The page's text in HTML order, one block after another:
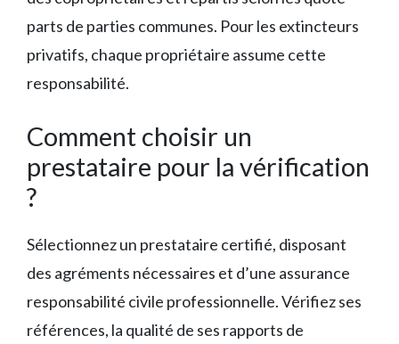
parts de parties communes. Pour les extincteurs
privatifs, chaque propriétaire assume cette
responsabilité.
Comment choisir un
prestataire pour la vérification
?
Sélectionnez un prestataire certifié, disposant
des agréments nécessaires et d’une assurance
responsabilité civile professionnelle. Vérifiez ses
références, la qualité de ses rapports de